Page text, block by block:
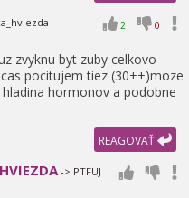
2 0
zvyknu byt zuby celkovo
pocitujem tiez (30++)moze
hormonov a podobne
REAGOVAŤ
-> PTFUJ